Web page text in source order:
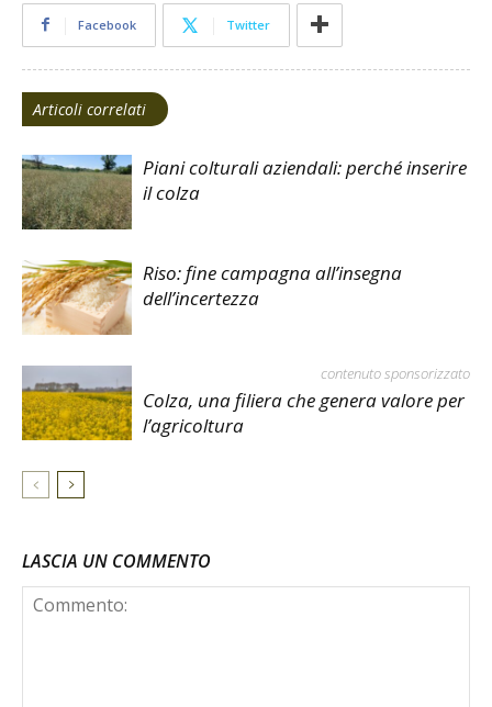
Facebook Twitter
Articoli correlati
Piani colturali aziendali: perché inserire
il colza
Riso: fine campagna all’insegna
dell’incertezza
contenuto sponsorizzato
Colza, una filiera che genera valore per
l’agricoltura
LASCIA UN COMMENTO